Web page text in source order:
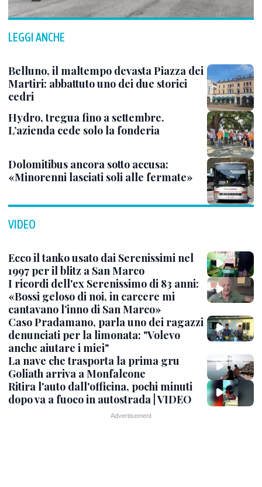
LEGGI ANCHE
Belluno, il maltempo devasta Piazza dei
Martiri: abbattuto uno dei due storici
cedri
Hydro, tregua fino a settembre.
L’azienda cede solo la fonderia
Dolomitibus ancora sotto accusa:
«Minorenni lasciati soli alle fermate»
VIDEO
Ecco il tanko usato dai Serenissimi nel
1997 per il blitz a San Marco
I ricordi dell'ex Serenissimo di 83 anni:
«Bossi geloso di noi, in carcere mi
cantavano l’inno di San Marco»
Caso Pradamano, parla uno dei ragazzi
denunciati per la limonata: "Volevo
anche aiutare i miei"
La nave che trasporta la prima gru
Goliath arriva a Monfalcone
Ritira l'auto dall'officina, pochi minuti
dopo va a fuoco in autostrada | VIDEO